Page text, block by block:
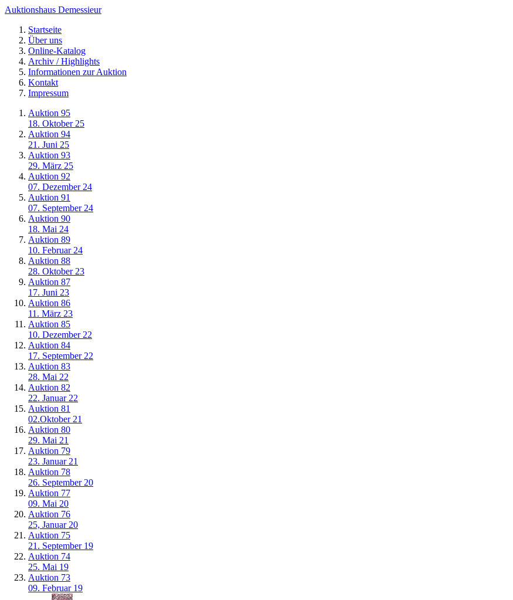
Auktionshaus Demessieur
Startseite
Über uns
Online-Katalog
Archiv / Highlights
Informationen zur Auktion
Kontakt
Impressum
Auktion 95
18. Oktober 25
Auktion 94
21. Juni 25
Auktion 93
29. März 25
Auktion 92
07. Dezember 24
Auktion 91
07. September 24
Auktion 90
18. Mai 24
Auktion 89
10. Februar 24
Auktion 88
28. Oktober 23
Auktion 87
17. Juni 23
Auktion 86
11. März 23
Auktion 85
10. Dezember 22
Auktion 84
17. September 22
Auktion 83
28. Mai 22
Auktion 82
22. Januar 22
Auktion 81
02.Oktober 21
Auktion 80
29. Mai 21
Auktion 79
23. Januar 21
Auktion 78
26. September 20
Auktion 77
09. Mai 20
Auktion 76
25, Januar 20
Auktion 75
21. September 19
Auktion 74
25. Mai 19
Auktion 73
09. Februar 19